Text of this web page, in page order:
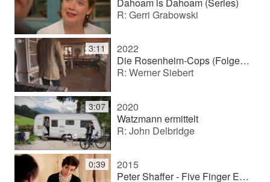
i
d
e
o
R: Gerri Grabowski
3:11
2022
Die Rosenheim-Cops (Folge 522, Die Neue und der Ex)
R: Werner Siebert
3:07
2020
Watzmann ermittelt
R: John Delbridge
0:39
2015
Peter Shaffer - Five Finger Exercise (English)